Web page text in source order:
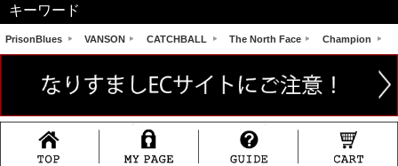
キーワード
PrisonBlues VANSON CATCHBALL The North Face Champion